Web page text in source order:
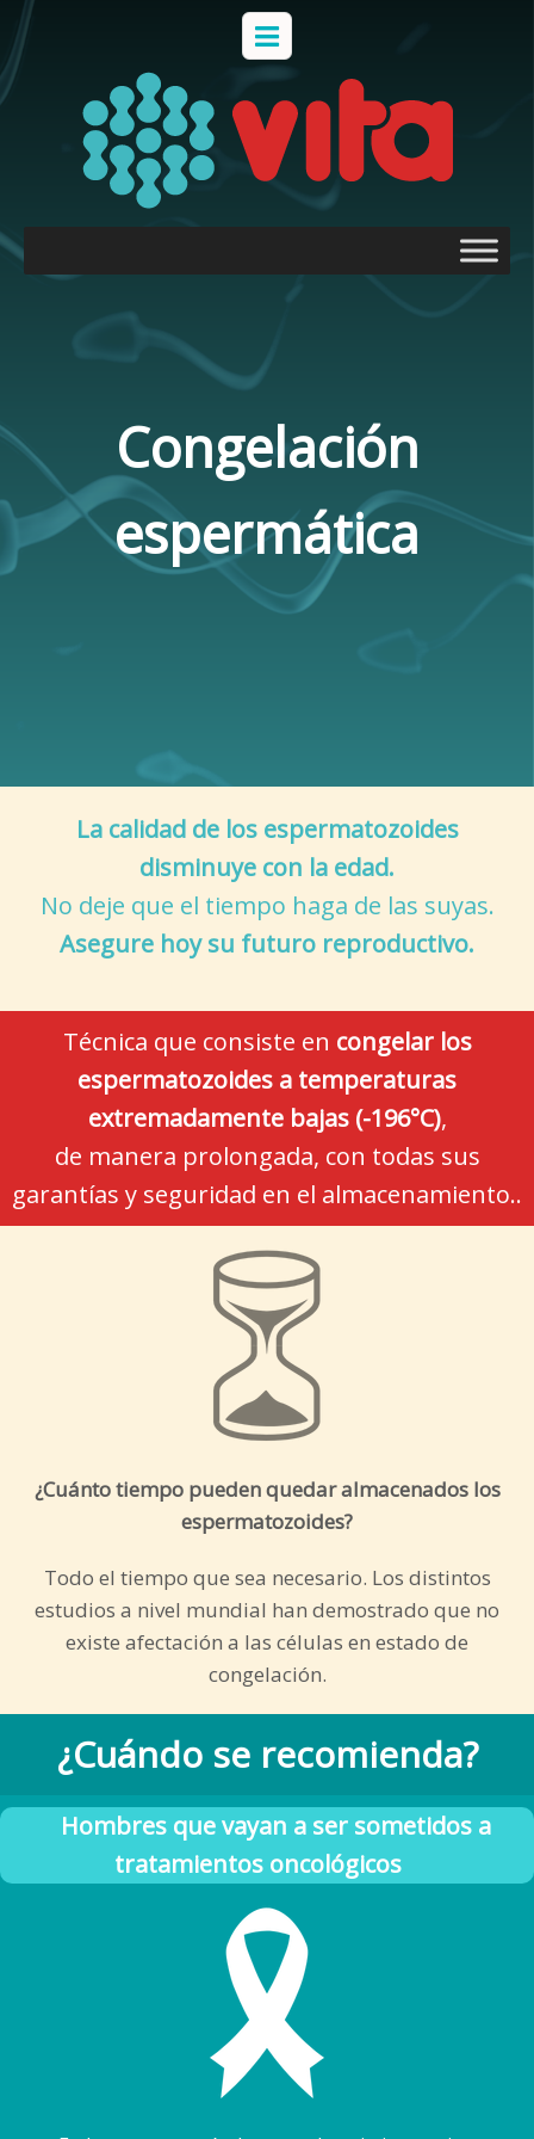
Congelación de semen
Congelación
espermática
La calidad de los espermatozoides
disminuye con la edad.
No deje que el tiempo haga de las suyas.
Asegure hoy su futuro reproductivo.
Técnica que consiste en congelar los
espermatozoides a temperaturas
extremadamente bajas (-196°C),
de manera prolongada, con todas sus
garantías y seguridad en el almacenamiento..
¿Cuánto tiempo pueden quedar almacenados los
espermatozoides?
Todo el tiempo que sea necesario. Los distintos
estudios a nivel mundial han demostrado que no
existe afectación a las células en estado de
congelación.
¿Cuándo se recomienda?
Hombres que vayan a ser sometidos a
tratamientos oncológicos